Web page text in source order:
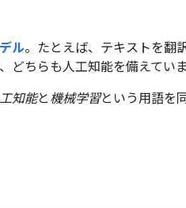
ル。たとえば、テキストを翻
どちらも人工知能を備えてい
知能と 機械学習という用語を